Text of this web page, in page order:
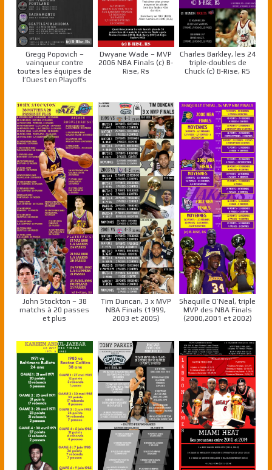
Gregg Popovich –
vainqueur contre
toutes les équipes de
l’Ouest en Playoffs
Dwyane Wade – MVP
2006 NBA Finals (c) B-
Rise, Rs
Charles Barkley, les 24
triple-doubles de
Chuck (c) B-Rise, RS
John Stockton – 38
matchs à 20 passes
et plus
Tim Duncan, 3 x MVP
NBA Finals (1999,
2003 et 2005)
Shaquille O’Neal, triple
MVP des NBA Finals
(2000,2001 et 2002)